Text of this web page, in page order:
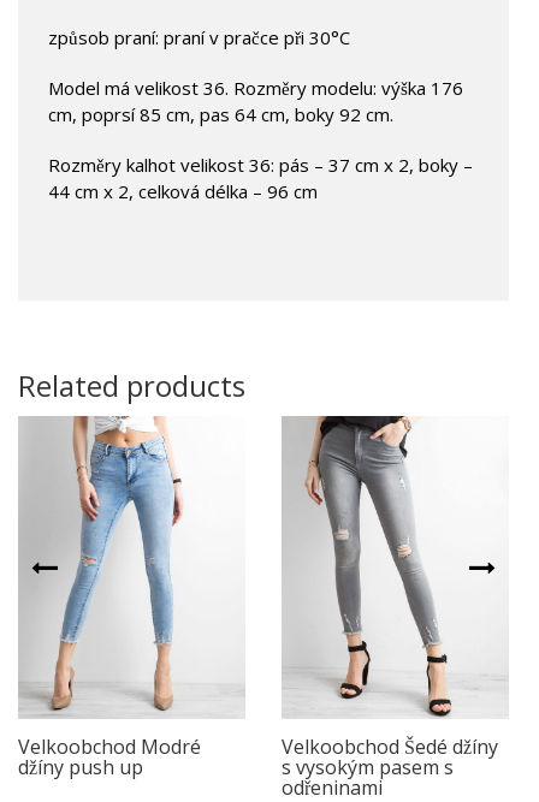
způsob praní: praní v pračce při 30°C
Model má velikost 36. Rozměry modelu: výška 176
cm, poprsí 85 cm, pas 64 cm, boky 92 cm.
Rozměry kalhot velikost 36: pás – 37 cm x 2, boky –
44 cm x 2, celková délka – 96 cm
Related products
Velkoobchod Modré
džíny push up
Velkoobchod Šedé džíny
s vysokým pasem s
odřeninami